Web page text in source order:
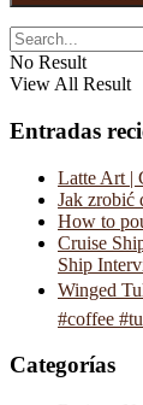
No Result
View All Result
Entradas
Latte Art |
Jak zrobić
How to
Cruise
Ship
Winged
#coffee
Categorías